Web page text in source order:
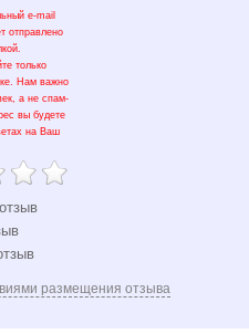
e-mail
отправлено
только
Нам важно
а не спам-
вы будете
на Ваш
размещения отзыва